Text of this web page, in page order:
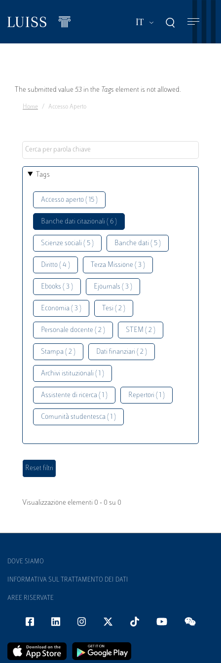
contenuto
IT Mostra ulteriori
Messaggio
di
The submitted value 53 in the Tags element is not allowed.
Home Accesso Aperto
Tags
Accesso aperto ( 15 )
Banche dati citazionali ( 6 )
Scienze sociali ( 5 ) Banche dati ( 5 )
Diritto ( 4 ) Terza Missione ( 3 )
Ebooks ( 3 ) Ejournals ( 3 )
Economia ( 3 ) Tesi ( 2 )
Personale docente ( 2 ) STEM ( 2 )
Stampa ( 2 ) Dati finanziari ( 2 )
Archivi istituzionali ( 1 )
Assistente di ricerca ( 1 ) Repertori ( 1 )
Comunità studentesca ( 1 )
Visualizzazione elementi 0 - 0 su 0
DOVE SIAMO
INFORMATIVA SUL TRATTAMENTO DEI DATI
AREE RISERVATE